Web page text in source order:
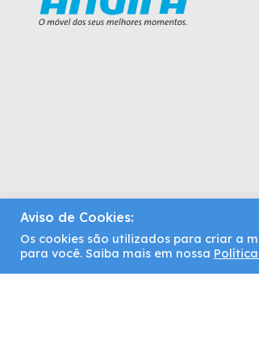
Santos Andirá | Copyright © 2021. Todos os direitos
Aviso de Cookies:
Os cookies são utilizados para criar a
para você. Saiba mais em nossa